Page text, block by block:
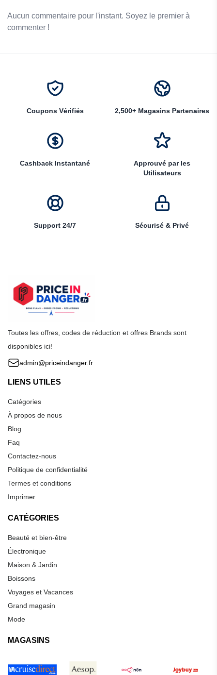
Aucun commentaire pour l'instant. Soyez le premier à
commenter !
Coupons Vérifiés 2,500+ Magasins Partenaires
Cashback Instantané
Approuvé par les
Utilisateurs
Support 24/7 Sécurisé & Privé
Toutes les offres, codes de réduction et offres Brands sont
disponibles ici!
admin@priceindanger.fr
LIENS UTILES
Catégories
À propos de nous
Blog
Faq
Contactez-nous
Politique de confidentialité
Termes et conditions
Imprimer
CATÉGORIES
Beauté et bien-être
Électronique
Maison & Jardin
Boissons
Voyages et Vacances
Grand magasin
Mode
MAGASINS